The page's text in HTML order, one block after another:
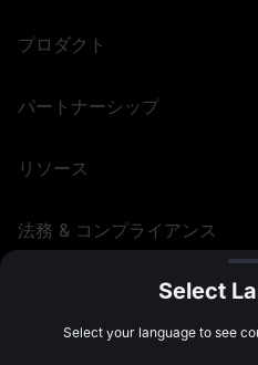
プロダクト
パートナーシップ
リソース
法務 & コンプライアンス
©2026
Select
Select your language to see